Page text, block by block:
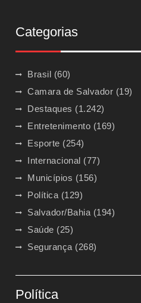
Categorias
Brasil (60)
Camara de Salvador (19)
Destaques (1.242)
Entretenimento (169)
Esporte (254)
Internacional (77)
Municípios (156)
Política (129)
Salvador/Bahia (194)
Saúde (25)
Segurança (268)
Política